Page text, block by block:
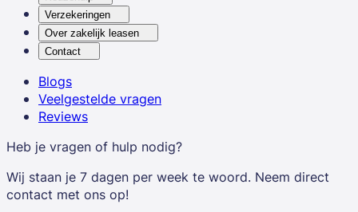
Verzekeringen
Over zakelijk leasen
Contact
Blogs
Veelgestelde vragen
Reviews
Heb je vragen of hulp nodig?
Wij staan je 7 dagen per week te woord. Neem direct
contact met ons op!